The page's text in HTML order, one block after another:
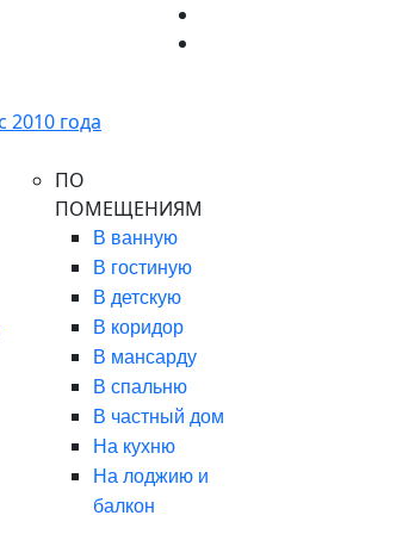
ПО
ПОМЕЩЕНИЯМ
В ванную
В гостиную
В детскую
В коридор
В мансарду
В спальню
В частный дом
На кухню
На лоджию и
балкон